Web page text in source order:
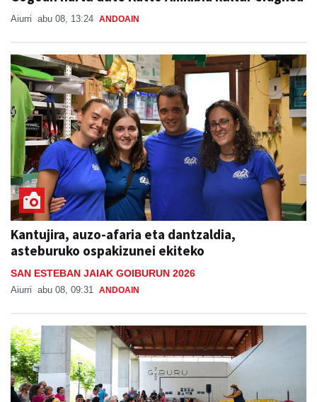
Aiurri abu 08, 13:24 ANDOAIN
Kantujira, auzo-afaria eta dantzaldia,
asteburuko ospakizunei ekiteko
SAN ESTEBAN JAIAK GOIBURUN 2026
Aiurri abu 08, 09:31 ANDOAIN